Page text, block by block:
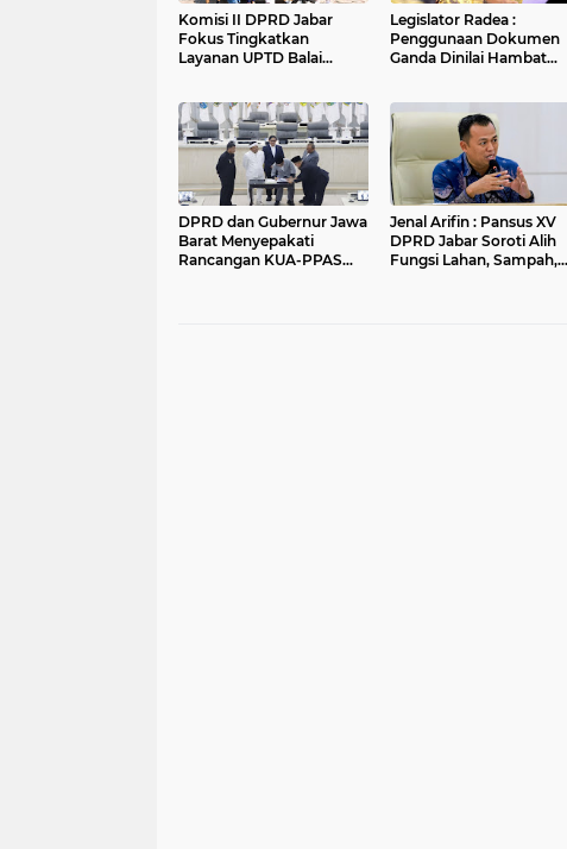
Komisi II DPRD Jabar
Fokus Tingkatkan
Layanan UPTD Balai
Legislator Radea :
Penggunaan Dokumen
Ganda Dinilai Hambat
Sampah di Kota Bandung
DPRD dan Gubernur Jawa
Barat Menyepakati
Rancangan KUA-PPAS
Jenal Arifin : Pansus XV
DPRD Jabar Soroti Alih
Fungsi Lahan, Sampah,